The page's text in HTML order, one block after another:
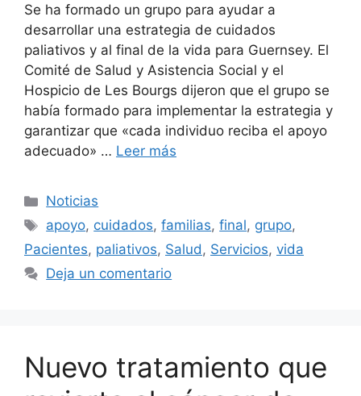
Se ha formado un grupo para ayudar a
desarrollar una estrategia de cuidados
paliativos y al final de la vida para Guernsey. El
Comité de Salud y Asistencia Social y el
Hospicio de Les Bourgs dijeron que el grupo se
había formado para implementar la estrategia y
garantizar que «cada individuo reciba el apoyo
adecuado» … Leer más
Categorías
Noticias
Etiquetas
apoyo, cuidados,familias,final, grupo,
Pacientes, paliativos, Salud, Servicios, vida
Deja un comentario
Nuevo tratamiento que